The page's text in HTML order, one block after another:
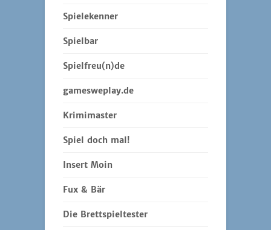
Spielekenner
Spielbar
Spielfreu(n)de
gamesweplay.de
Krimimaster
Spiel doch mal!
Insert Moin
Fux & Bär
Die Brettspieltester